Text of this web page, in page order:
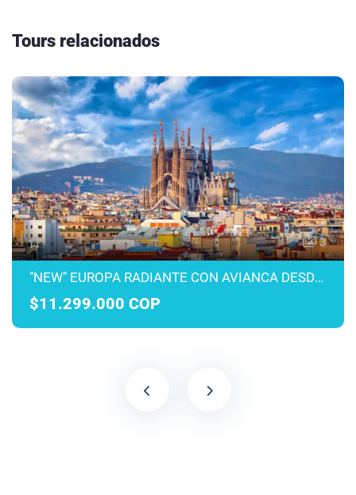
Tours relacionados
3
"NEW" EUROPA RADIANTE CON AVIANCA DESDE MEDELLÍN MARZO A JULIO 2027
$11.299.000 COP